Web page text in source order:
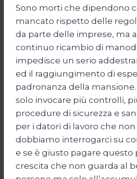
Sono morti che dipendono
mancato rispetto delle
da parte delle imprese, ma
continuo ricambio di
impedisce un serio
ed il raggiungimento di
padronanza della
solo invocare più controlli,
procedure di sicurezza e
per i datori di lavoro che
dobbiamo interrogarci su
e se è giusto pagare questo
crescita che non guarda al